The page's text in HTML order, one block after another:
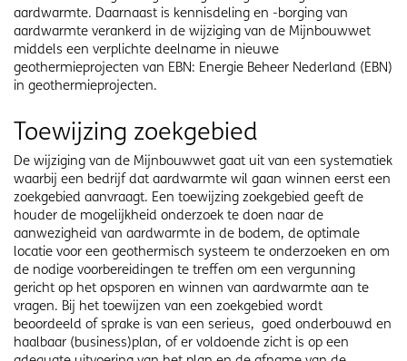
aardwarmte. Daarnaast is kennisdeling en -borging van
aardwarmte verankerd in de wijziging van de Mijnbouwwet
middels een verplichte deelname in nieuwe
geothermieprojecten van EBN: Energie Beheer Nederland (EBN)
in geothermieprojecten.
Toewijzing zoekgebied
De wijziging van de Mijnbouwwet gaat uit van een systematiek
waarbij een bedrijf dat aardwarmte wil gaan winnen eerst een
zoekgebied aanvraagt. Een toewijzing zoekgebied geeft de
houder de mogelijkheid onderzoek te doen naar de
aanwezigheid van aardwarmte in de bodem, de optimale
locatie voor een geothermisch systeem te onderzoeken en om
de nodige voorbereidingen te treffen om een vergunning
gericht op het opsporen en winnen van aardwarmte aan te
vragen. Bij het toewijzen van een zoekgebied wordt
beoordeeld of sprake is van een serieus, goed onderbouwd en
haalbaar (business)plan, of er voldoende zicht is op een